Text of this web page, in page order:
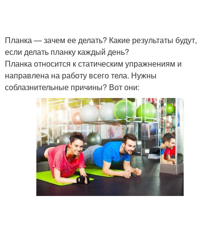
Планка — зачем ее делать? Какие результаты будут,
если делать планку каждый день?
Планка относится к статическим упражнениям и
направлена на работу всего тела. Нужны
соблазнительные причины? Вот они: